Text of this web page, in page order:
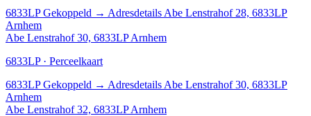
6833LP Gekoppeld → Adresdetails Abe Lenstrahof 28, 6833LP
Arnhem
Abe Lenstrahof 30, 6833LP Arnhem
6833LP · Perceelkaart
6833LP Gekoppeld → Adresdetails Abe Lenstrahof 30, 6833LP
Arnhem
Abe Lenstrahof 32, 6833LP Arnhem